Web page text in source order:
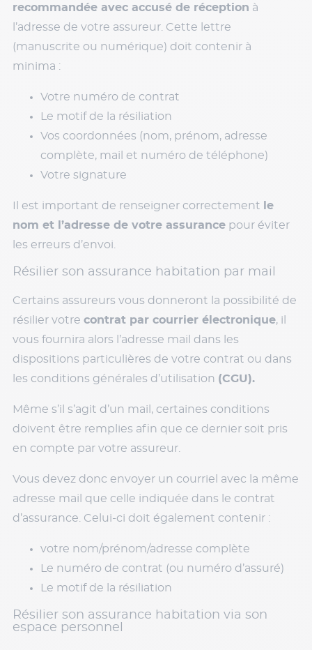
recommandée avec accusé de réception à
l’adresse de votre assureur. Cette lettre
(manuscrite ou numérique) doit contenir à
minima :
Votre numéro de contrat
Le motif de la résiliation
Vos coordonnées (nom, prénom, adresse
complète, mail et numéro de téléphone)
Votre signature
Il est important de renseigner correctement
le
nom et l’adresse de votre assurance pour éviter
les erreurs d’envoi.
Résilier son assurance habitation par mail
Certains assureurs vous donneront la possibilité de
résilier votre contrat par courrier électronique, il
vous fournira alors l’adresse mail dans les
dispositions particulières de votre contrat ou dans
les conditions générales d’utilisation (CGU).
Même s’il s’agit d’un mail, certaines conditions
doivent être remplies afin que ce dernier soit pris
en compte par votre assureur.
Vous devez donc envoyer un courriel avec la même
adresse mail que celle indiquée dans le contrat
d’assurance. Celui-ci doit également contenir :
votre nom/prénom/adresse complète
Le numéro de contrat (ou numéro d’assuré)
Le motif de la résiliation
Résilier son assurance habitation via son
espace personnel